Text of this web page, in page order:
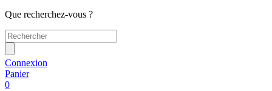
Que recherchez-vous ?
Connexion
Panier
0